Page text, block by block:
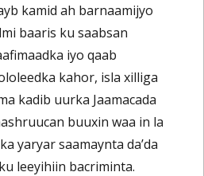
kamid ah barnaamijyo
baaris ku saabsan
iyo qaab
kahor, isla xilliga
kadib uurka Jaamacada
buuxin waa in la
yaryar saamaynta da’da
leeyihiin bacriminta.